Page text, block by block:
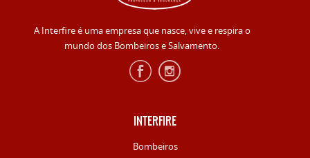
A Interfire é uma empresa que nasce, vive e respira o
mundo dos Bombeiros e Salvamento.
INTERFIRE
Bombeiros